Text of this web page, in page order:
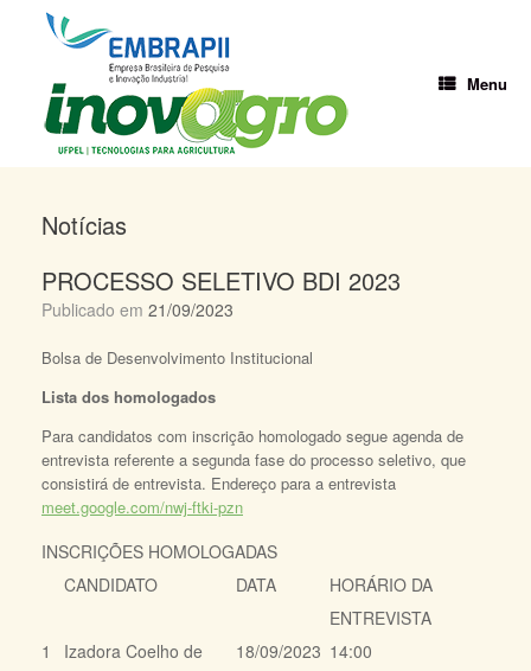
Menu
Notícias
PROCESSO SELETIVO BDI 2023
Publicado em 21/09/2023
Bolsa de Desenvolvimento Institucional
Lista dos homologados
Para candidatos com inscrição homologado segue agenda de
entrevista referente a segunda fase do processo seletivo, que
consistirá de entrevista. Endereço para a entrevista
meet.google.com/nwj-ftki-pzn
INSCRIÇÕES HOMOLOGADAS
CANDIDATO
DATA
HORÁRIO DA
ENTREVISTA
1
Izadora Coelho de
18/09/2023 14:00